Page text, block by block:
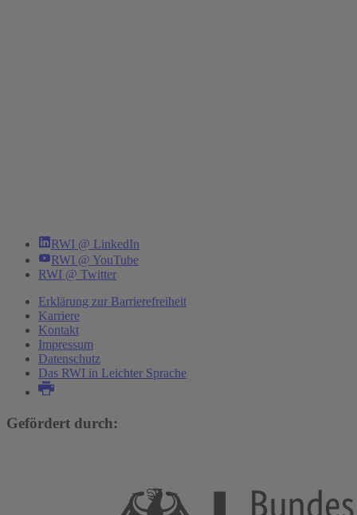
RWI @ LinkedIn
RWI @ YouTube
RWI @ Twitter
Erklärung zur Barrierefreiheit
Karriere
Kontakt
Impressum
Datenschutz
Das RWI in Leichter Sprache
Gefördert durch: